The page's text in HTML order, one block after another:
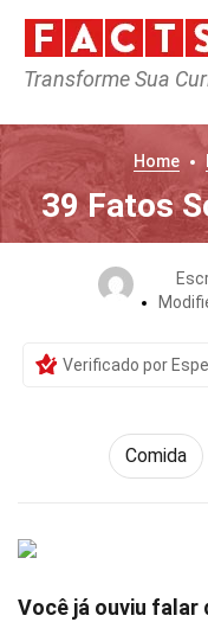
Transforme Sua
Home
39 Fatos
Verificado por
Comida
Você já ouviu falar